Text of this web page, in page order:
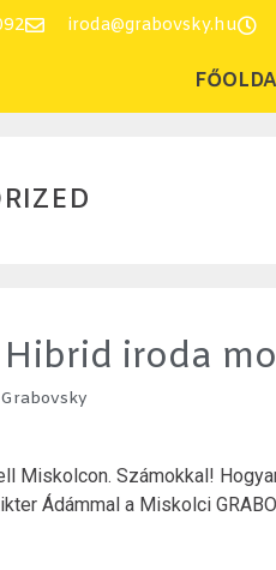
iroda@grabovsky.hu
iroda
Grabovsky
Miskolcon. Számokkal!
Ádámmal a Miskolci